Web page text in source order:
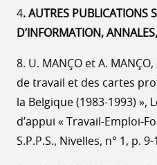
4. AUTRES PUBLICATIONS
D’INFORMATION,
8. U. MANÇO et A.
de travail et des cartes
la Belgique (1983-1993)
d’appui « Travail-Emploi-
S.P.P.S., Nivelles, n° 1, p. 9-